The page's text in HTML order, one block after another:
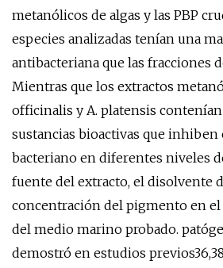
metanólicos de algas y las PBP
especies analizadas tenían una
antibacteriana que las fracciones
Mientras que los extractos
officinalis y A. platensis
sustancias bioactivas que
bacteriano en diferentes niveles
fuente del extracto, el disolvente
concentración del pigmento en el
del medio marino probado.
demostró en estudios